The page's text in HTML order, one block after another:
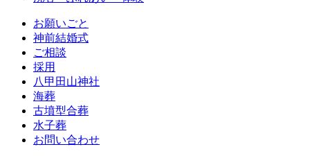
お願いごと
神前結婚式
ご相談
採用
八甲田山神社
海葬
古墳型合葬
水子葬
お問い合わせ